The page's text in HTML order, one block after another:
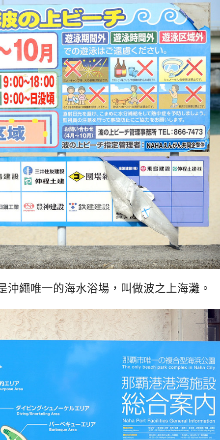
繩唯一的海水浴場，叫做波之上海灘。